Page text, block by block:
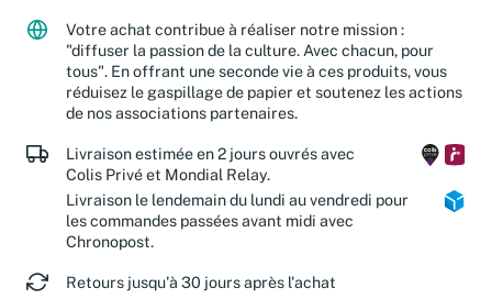
Votre achat contribue à réaliser notre mission :
"diffuser la passion de la culture. Avec chacun, pour
tous". En offrant une seconde vie à ces produits, vous
réduisez le gaspillage de papier et soutenez les actions
de nos associations partenaires.
Livraison estimée en 2 jours ouvrés avec
Colis Privé et Mondial Relay.
Livraison le lendemain du lundi au vendredi pour
les commandes passées avant midi avec
Chronopost.
Retours jusqu'à 30 jours après l'achat